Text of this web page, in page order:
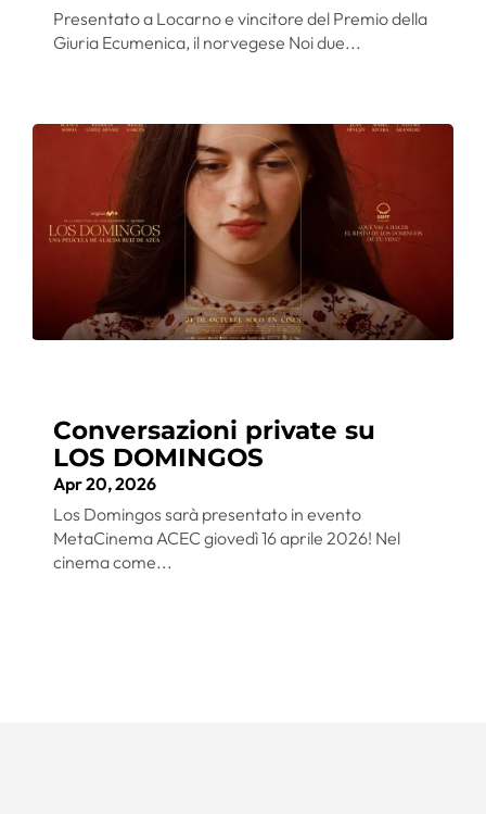
Presentato a Locarno e vincitore del Premio della
Giuria Ecumenica, il norvegese Noi due...
Conversazioni private su
LOS DOMINGOS
Apr 20, 2026
Los Domingos sarà presentato in evento
MetaCinema ACEC giovedì 16 aprile 2026! Nel
cinema come...